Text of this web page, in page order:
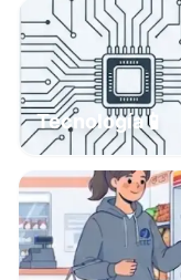
Tecnología📱